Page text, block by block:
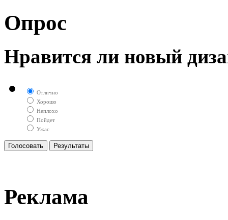
Опрос
Нравится ли новый
Отлично
Хорошо
Неплохо
Пойдет
Ужас
Реклама